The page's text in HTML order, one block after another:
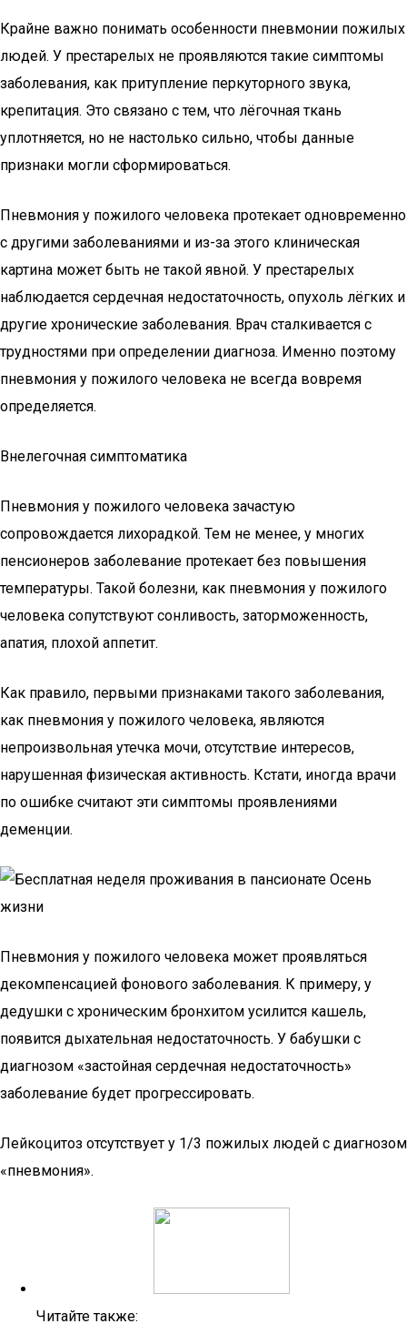
Крайне важно понимать особенности пневмонии пожилых
людей. У престарелых не проявляются такие симптомы
заболевания, как притупление перкуторного звука,
крепитация. Это связано с тем, что лёгочная ткань
уплотняется, но не настолько сильно, чтобы данные
признаки могли сформироваться.
Пневмония у пожилого человека протекает одновременно
с другими заболеваниями и из-за этого клиническая
картина может быть не такой явной. У престарелых
наблюдается сердечная недостаточность, опухоль лёгких и
другие хронические заболевания. Врач сталкивается с
трудностями при определении диагноза. Именно поэтому
пневмония у пожилого человека не всегда вовремя
определяется.
Внелегочная симптоматика
Пневмония у пожилого человека зачастую
сопровождается лихорадкой. Тем не менее, у многих
пенсионеров заболевание протекает без повышения
температуры. Такой болезни, как пневмония у пожилого
человека сопутствуют сонливость, заторможенность,
апатия, плохой аппетит.
Как правило, первыми признаками такого заболевания,
как пневмония у пожилого человека, являются
непроизвольная утечка мочи, отсутствие интересов,
нарушенная физическая активность. Кстати, иногда врачи
по ошибке считают эти симптомы проявлениями
деменции.
Пневмония у пожилого человека может проявляться
декомпенсацией фонового заболевания. К примеру, у
дедушки с хроническим бронхитом усилится кашель,
появится дыхательная недостаточность. У бабушки с
диагнозом «застойная сердечная недостаточность»
заболевание будет прогрессировать.
Лейкоцитоз отсутствует у 1/3 пожилых людей с диагнозом
«пневмония».
Читайте также: